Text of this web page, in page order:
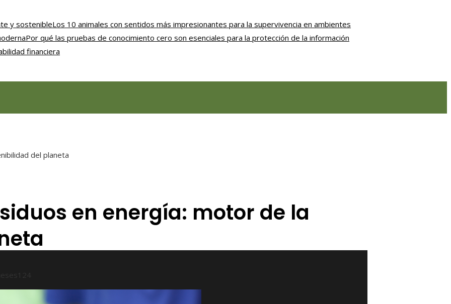
y sostenibleLos 10 animales con sentidos más impresionantes para la supervivencia en ambientes
Por qué las pruebas de conocimiento cero son esenciales para la protección de la información
financiera
del planeta
en energía: motor de la